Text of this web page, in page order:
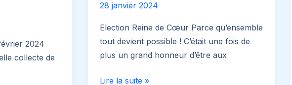
2024
collecte de
28 janvier 2024
Election Reine de Cœur Parce qu’ensemble
tout devient possible ! C’était une fois de
plus un grand honneur d’être aux
Opéra
Lire la suite »